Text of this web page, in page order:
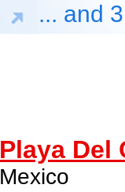
... and
Playa Del
Mexico